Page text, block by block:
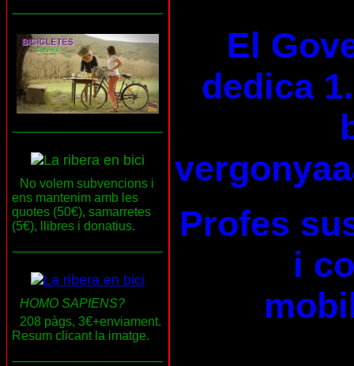
No volem subvencions i
ens mantenim amb les
quotes (50€), samarretes
(5€), llibres i donatius.
HOMO SAPIENS?
208 pàgs, 3€+enviament.
Resum clicant la imatge.
El
dedica
Profes
i